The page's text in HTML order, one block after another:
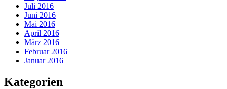
Juli 2016
Juni 2016
Mai 2016
April 2016
März 2016
Februar 2016
Januar 2016
Kategorien